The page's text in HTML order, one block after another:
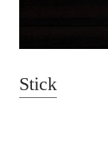
Stick